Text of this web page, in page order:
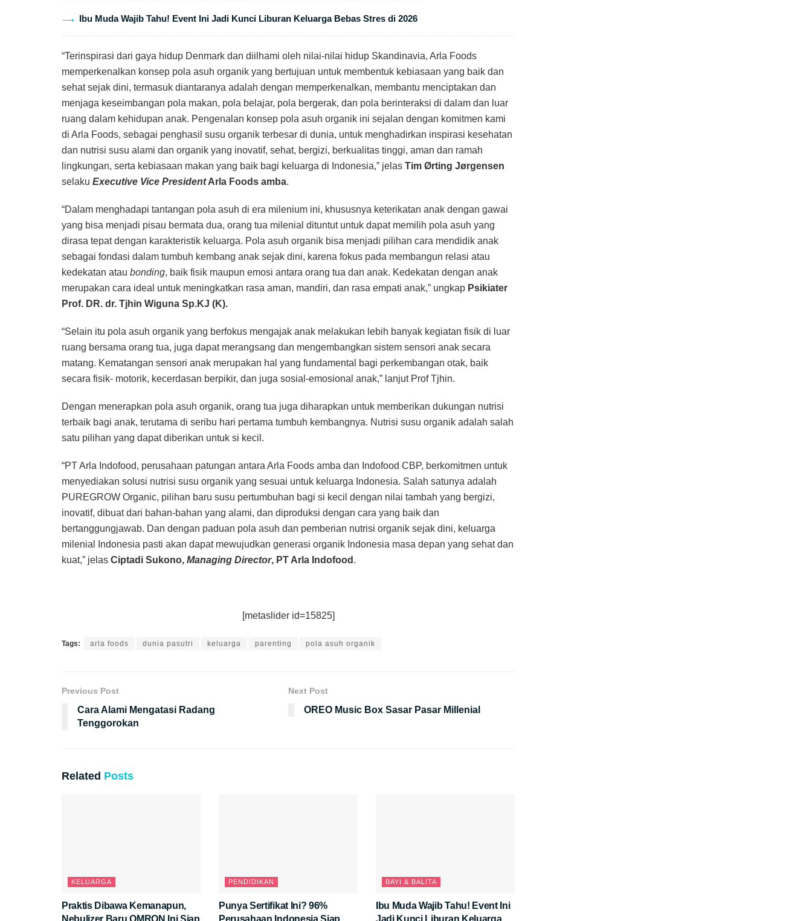
Ibu Muda Wajib Tahu! Event Ini Jadi Kunci Liburan Keluarga Bebas Stres di 2026
“Terinspirasi dari gaya hidup Denmark dan diilhami oleh nilai-nilai hidup Skandinavia, Arla Foods
memperkenalkan konsep pola asuh organik yang bertujuan untuk membentuk kebiasaan yang baik dan
sehat sejak dini, termasuk diantaranya adalah dengan memperkenalkan, membantu menciptakan dan
menjaga keseimbangan pola makan, pola belajar, pola bergerak, dan pola berinteraksi di dalam dan luar
ruang dalam kehidupan anak. Pengenalan konsep pola asuh organik ini sejalan dengan komitmen kami
di Arla Foods, sebagai penghasil susu organik terbesar di dunia, untuk menghadirkan inspirasi kesehatan
dan nutrisi susu alami dan organik yang inovatif, sehat, bergizi, berkualitas tinggi, aman dan ramah
lingkungan, serta kebiasaan makan yang baik bagi keluarga di Indonesia,” jelas Tim Ørting Jørgensen
selaku Executive Vice PresidentArla Foods amba.
“Dalam menghadapi tantangan pola asuh di era milenium ini, khususnya keterikatan anak dengan gawai
yang bisa menjadi pisau bermata dua, orang tua milenial dituntut untuk dapat memilih pola asuh yang
dirasa tepat dengan karakteristik keluarga. Pola asuh organik bisa menjadi pilihan cara mendidik anak
sebagai fondasi dalam tumbuh kembang anak sejak dini, karena fokus pada membangun relasi atau
kedekatan atau bonding, baik fisik maupun emosi antara orang tua dan anak. Kedekatan dengan anak
merupakan cara ideal untuk meningkatkan rasa aman, mandiri, dan rasa empati anak,” ungkap Psikiater
Prof. DR. dr. Tjhin Wiguna Sp.KJ (K).
“Selain itu pola asuh organik yang berfokus mengajak anak melakukan lebih banyak kegiatan fisik di luar
ruang bersama orang tua, juga dapat merangsang dan mengembangkan sistem sensori anak secara
matang. Kematangan sensori anak merupakan hal yang fundamental bagi perkembangan otak, baik
secara fisik- motorik, kecerdasan berpikir, dan juga sosial-emosional anak,” lanjut Prof Tjhin.
Dengan menerapkan pola asuh organik, orang tua juga diharapkan untuk memberikan dukungan nutrisi
terbaik bagi anak, terutama di seribu hari pertama tumbuh kembangnya. Nutrisi susu organik adalah salah
satu pilihan yang dapat diberikan untuk si kecil.
“PT Arla Indofood, perusahaan patungan antara Arla Foods amba dan Indofood CBP, berkomitmen untuk
menyediakan solusi nutrisi susu organik yang sesuai untuk keluarga Indonesia. Salah satunya adalah
PUREGROW Organic, pilihan baru susu pertumbuhan bagi si kecil dengan nilai tambah yang bergizi,
inovatif, dibuat dari bahan-bahan yang alami, dan diproduksi dengan cara yang baik dan
bertanggungjawab. Dan dengan paduan pola asuh dan pemberian nutrisi organik sejak dini, keluarga
milenial Indonesia pasti akan dapat mewujudkan generasi organik Indonesia masa depan yang sehat dan
kuat,” jelas Ciptadi Sukono, Managing Director, PT Arla Indofood .
[metaslider id=15825]
Tags: arla foods dunia pasutri keluarga parenting pola asuh organik
Previous Post
Cara Alami Mengatasi Radang
Tenggorokan
Next Post
OREO Music Box Sasar Pasar Millenial
Related Posts
KELUARGA
Praktis Dibawa Kemanapun,
Nebulizer Baru OMRON Ini Siap
PENDIDIKAN
Punya Sertifikat Ini? 96%
Perusahaan Indonesia Siap
BAYI & BALITA
Ibu Muda Wajib Tahu! Event Ini
Jadi Kunci Liburan Keluarga